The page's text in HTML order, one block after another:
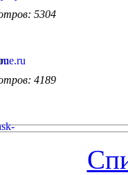
5304
4189